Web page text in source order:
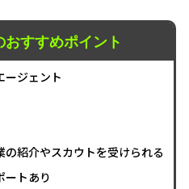
すすめポイント
ージェント
紹介やスカウトを受けられる
ートあり